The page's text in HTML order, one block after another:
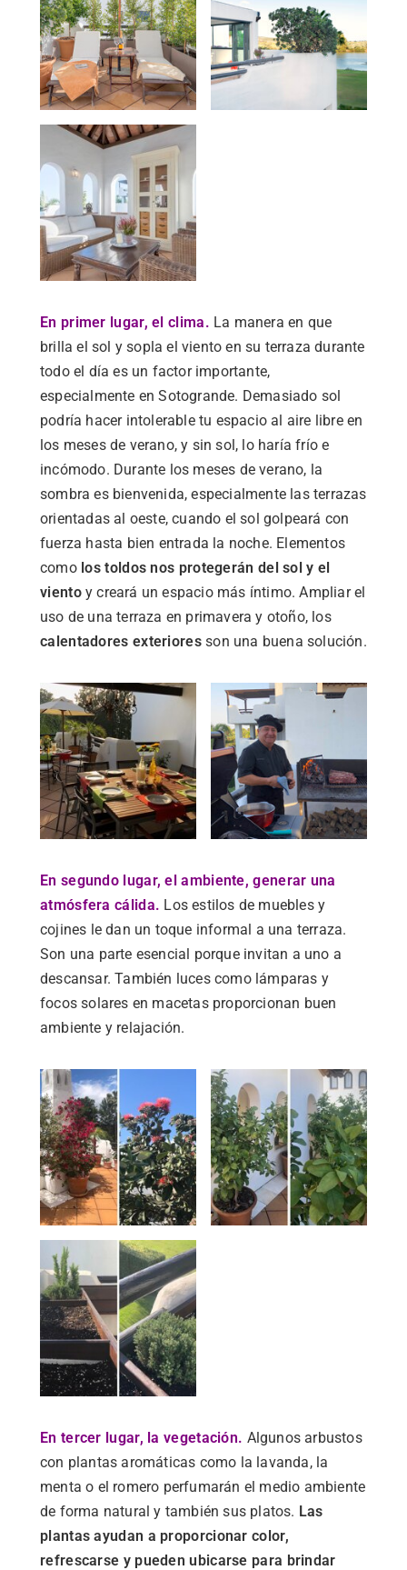
En primer lugar, el clima. La manera en que
brilla el sol y sopla el viento en su terraza durante
todo el día es un factor importante,
especialmente en Sotogrande. Demasiado sol
podría hacer intolerable tu espacio al aire libre en
los meses de verano, y sin sol, lo haría frío e
incómodo. Durante los meses de verano, la
sombra es bienvenida, especialmente las terrazas
orientadas al oeste, cuando el sol golpeará con
fuerza hasta bien entrada la noche. Elementos
comolos toldos nos protegerán del sol y el
vientoy creará un espacio más íntimo. Ampliar el
uso de una terraza en primavera y otoño, los
calentadores exterioresson una buena solución.
En segundo lugar, el ambiente, generar una
atmósfera cálida. Los estilos de muebles y
cojines le dan un toque informal a una terraza.
Son una parte esencial porque invitan a uno a
descansar. También luces como lámparas y
focos solares en macetas proporcionan buen
ambiente y relajación.
En tercer lugar, la vegetación. Algunos arbustos
con plantas aromáticas como la lavanda, la
menta o el romero perfumarán el medio ambiente
de forma natural y también sus platos. Las
plantas ayudan a proporcionar color,
refrescarse y pueden ubicarse para brindar